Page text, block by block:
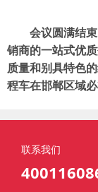
会议圆满结
销商的一站式优
质量和别具特色
程车在邯郸区域
联系我们